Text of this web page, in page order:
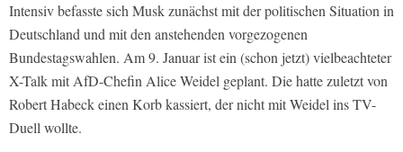
Intensiv befasste sich Musk zunächst mit der politischen Situation in
Deutschland und mit den anstehenden vorgezogenen
Bundestagswahlen. Am 9. Januar ist ein (schon jetzt) vielbeachteter
X-Talk mit AfD-Chefin Alice Weidel geplant. Die hatte zuletzt von
Robert Habeck einen Korb kassiert, der nicht mit Weidel ins TV-
Duell wollte.